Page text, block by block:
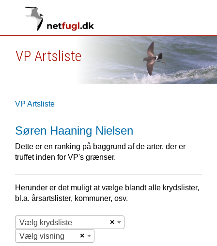
VP Artsliste
VP Artsliste
Søren Haaning Nielsen
Dette er en ranking på baggrund af de arter, der er
truffet inden for VP's grænser.
Herunder er det muligt at vælge blandt alle krydslister,
bl.a. årsartslister, kommuner, osv.
×
Vælg krydsliste
×
Vælg visning